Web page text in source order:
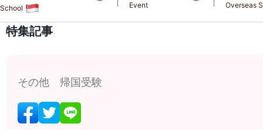
School Event Overseas
特集記事
その他 帰国受験